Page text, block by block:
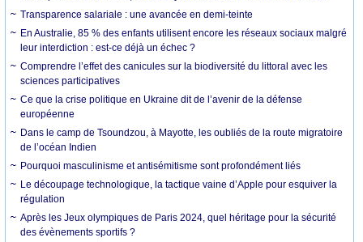
Transparence salariale : une avancée en demi-teinte
En Australie, 85 % des enfants utilisent encore les réseaux sociaux malgré
leur interdiction : est-ce déjà un échec ?
Comprendre l’effet des canicules sur la biodiversité du littoral avec les
sciences participatives
Ce que la crise politique en Ukraine dit de l’avenir de la défense
européenne
Dans le camp de Tsoundzou, à Mayotte, les oubliés de la route migratoire
de l’océan Indien
Pourquoi masculinisme et antisémitisme sont profondément liés
Le découpage technologique, la tactique vaine d’Apple pour esquiver la
régulation
Après les Jeux olympiques de Paris 2024, quel héritage pour la sécurité
des évènements sportifs ?